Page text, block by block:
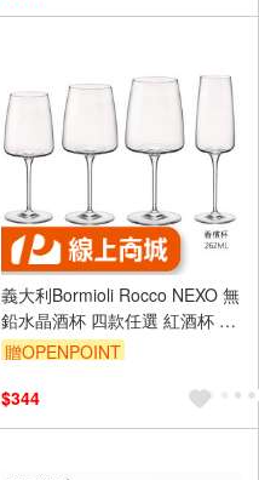
義大利Bormioli Rocco NEXO 無
鉛水晶酒杯 四款任選 紅酒杯 香
檳杯 白酒杯 Drinkeat金益合
贈OPENPOINT
$344